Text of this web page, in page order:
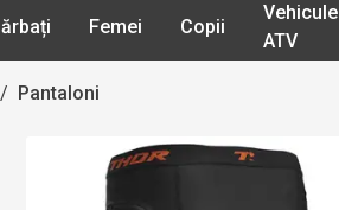
Femei Copii
Vehicule
ATV
/ Pantaloni